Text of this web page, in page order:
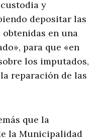
y
depositar las
en una
para que «en
los imputados,
reparación de las
que la
la Municipalidad